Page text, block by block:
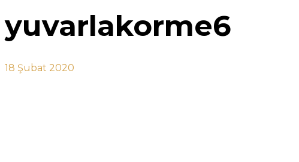
yuvarlakorme6
18 Şubat 2020